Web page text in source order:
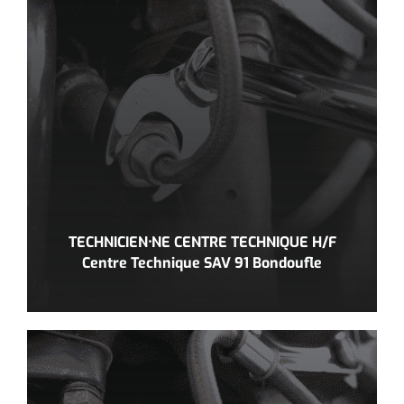
TECHNICIEN⸱NE CENTRE TECHNIQUE H/F
Centre Technique SAV 91 Bondoufle